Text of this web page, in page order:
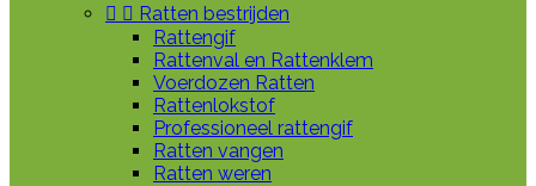
  Ratten bestrijden
Rattengif
Rattenval en Rattenklem
Voerdozen Ratten
Rattenlokstof
Professioneel rattengif
Ratten vangen
Ratten weren